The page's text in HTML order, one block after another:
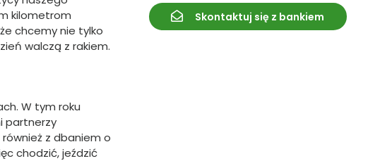
kilometrom
chcemy nie tylko
walczą z rakiem.
W tym roku
partnerzy
z dbaniem o
chodzić, jeździć
Skontaktuj się z bankiem